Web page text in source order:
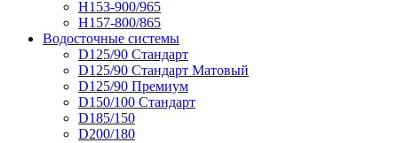
Н153-900/965
Н157-800/865
Водосточные системы
D125/90 Стандарт
D125/90 Стандарт Матовый
D125/90 Премиум
D150/100 Стандарт
D185/150
D200/180